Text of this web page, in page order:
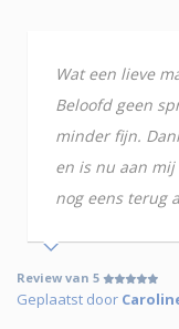
Wat een lieve
Beloofd geen
minder fijn.
en is nu aan
nog eens terug
Review van 5
Geplaatst door